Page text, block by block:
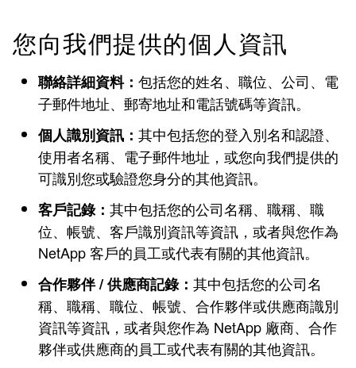
您向我們提供的個人資訊
聯絡詳細資料： 包括您的姓名、職位、公司、電
子郵件地址、郵寄地址和電話號碼等資訊。
個人識別資訊： 其中包括您的登入別名和認證、
使用者名稱、電子郵件地址，或您向我們提供的
可識別您或驗證您身分的其他資訊。
客戶記錄： 其中包括您的公司名稱、職稱、職
位、帳號、客戶識別資訊等資訊，或者與您作為
NetApp 客戶的員工或代表有關的其他資訊。
合作夥伴 / 供應商記錄： 其中包括您的公司名
稱、職稱、職位、帳號、合作夥伴或供應商識別
資訊等資訊，或者與您作為 NetApp 廠商、合作
夥伴或供應商的員工或代表有關的其他資訊。